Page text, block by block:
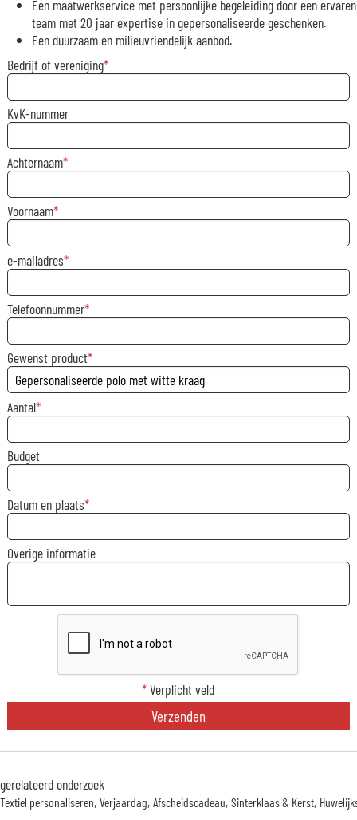
Een maatwerkservice met persoonlijke begeleiding door een ervaren
team met 20 jaar expertise in gepersonaliseerde geschenken.
Een duurzaam en milieuvriendelijk aanbod.
Bedrijf of vereniging
KvK-nummer
Achternaam
Voornaam
e-mailadres
Telefoonnummer
Gewenst product
Aantal
Budget
Datum en plaats
Overige informatie
*Verplicht veld
Verzenden
gerelateerd onderzoek
Textiel personaliseren Verjaardag Afscheidscadeau Sinterklaas & Kerst